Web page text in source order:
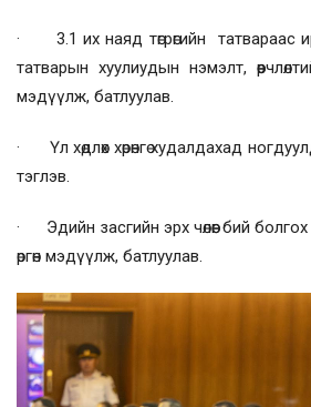
· 3.1 их наяд төгрөгийн татвараас
татварын хуулиудын нэмэлт,
мэдүүлж, батлуулав.
· Үл хөдлөх хөрөнгө худалдахад
тэглэв.
· Эдийн засгийн эрх чөлөөг бий
өргөн мэдүүлж, батлуулав.